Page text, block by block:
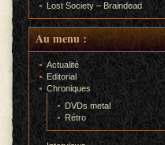
Lost Society – Braindead
Au menu :
Actualité
Editorial
Chroniques
DVDs metal
Rétro